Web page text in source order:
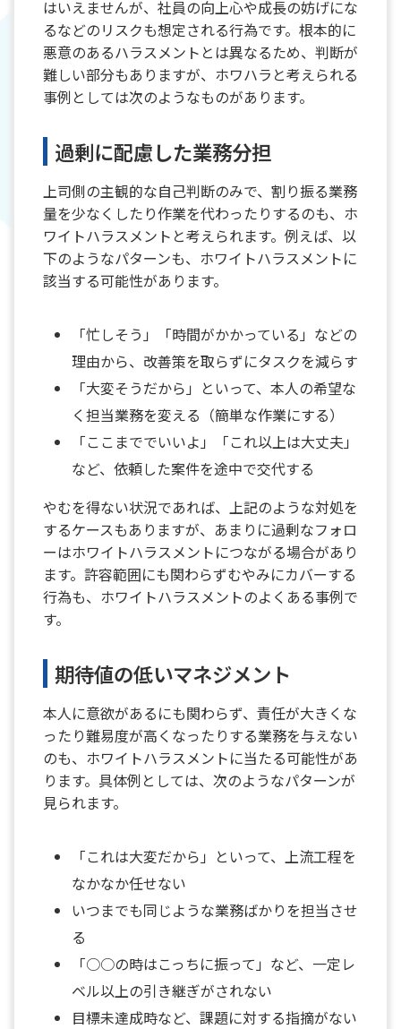
はいえませんが、社員の向上心や成長の妨げにな
るなどのリスクも想定される行為です。根本的に
悪意のあるハラスメントとは異なるため、判断が
難しい部分もありますが、ホワハラと考えられる
事例としては次のようなものがあります。
過剰に配慮した業務分担
上司側の主観的な自己判断のみで、割り振る業務
量を少なくしたり作業を代わったりするのも、ホ
ワイトハラスメントと考えられます。例えば、以
下のようなパターンも、ホワイトハラスメントに
該当する可能性があります。
「忙しそう」「時間がかかっている」などの
理由から、改善策を取らずにタスクを減らす
「大変そうだから」といって、本人の希望な
く担当業務を変える（簡単な作業にする）
「ここまででいいよ」「これ以上は大丈夫」
など、依頼した案件を途中で交代する
やむを得ない状況であれば、上記のような対処を
するケースもありますが、あまりに過剰なフォロ
ーはホワイトハラスメントにつながる場合があり
ます。許容範囲にも関わらずむやみにカバーする
行為も、ホワイトハラスメントのよくある事例で
す。
期待値の低いマネジメント
本人に意欲があるにも関わらず、責任が大きくな
ったり難易度が高くなったりする業務を与えない
のも、ホワイトハラスメントに当たる可能性があ
ります。具体例としては、次のようなパターンが
見られます。
「これは大変だから」といって、上流工程を
なかなか任せない
いつまでも同じような業務ばかりを担当させ
る
「○○の時はこっちに振って」など、一定レ
ベル以上の引き継ぎがされない
目標未達成時など、課題に対する指摘がない